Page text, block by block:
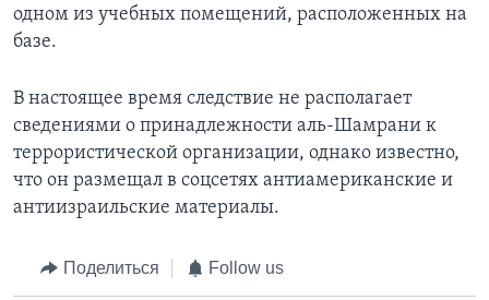
одном из учебных помещений, расположенных на
базе.
В настоящее время следствие не располагает
сведениями о принадлежности аль-Шамрани к
террористической организации, однако известно,
что он размещал в соцсетях антиамериканские и
антиизраильские материалы.
Поделиться Follow us